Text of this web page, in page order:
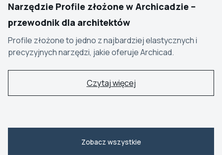
Narzędzie Profile złożone w Archicadzie –
przewodnik dla architektów
Profile złożone to jedno z najbardziej elastycznych i
precyzyjnych narzędzi, jakie oferuje Archicad.
Czytaj więcej
Zobacz wszystkie